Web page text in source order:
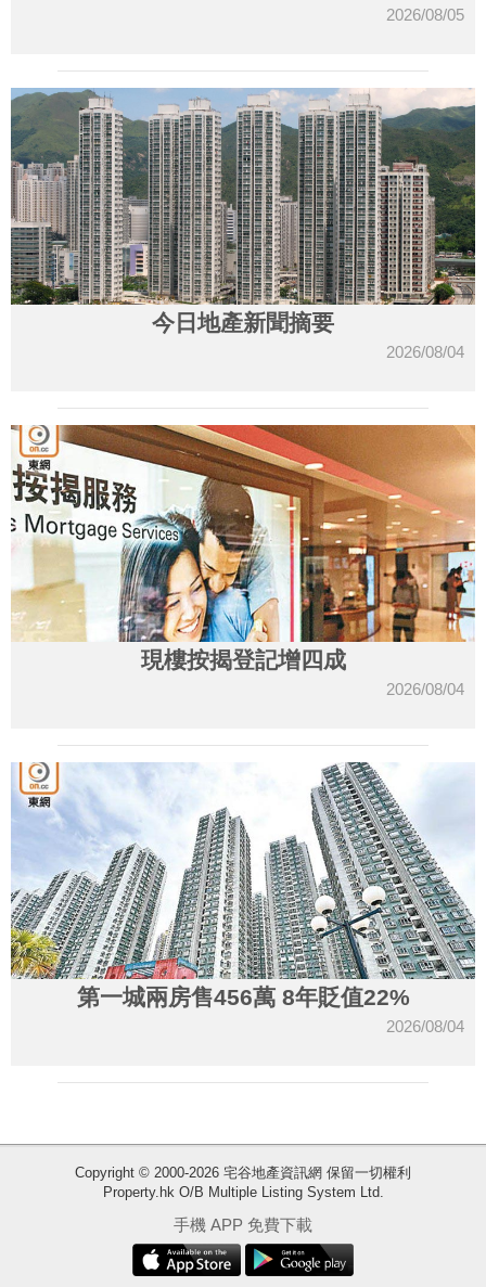
2026/08/05
今日地產新聞摘要
2026/08/04
現樓按揭登記增四成
2026/08/04
第一城兩房售456萬 8年貶值22%
2026/08/04
Copyright © 2000-2026 宅谷地產資訊網 保留一切權利
Property.hk O/B Multiple Listing System Ltd.
手機 APP 免費下載